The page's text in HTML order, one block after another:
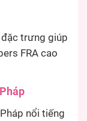
trưng giúp
FRA cao
nổi tiếng